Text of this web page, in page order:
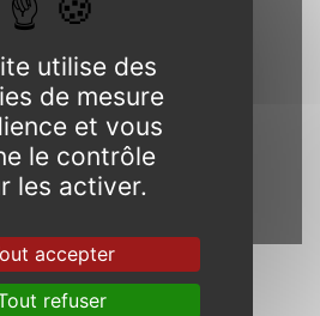
utilise des
de mesure
et vous
le contrôle
les activer.
accepter
refuser